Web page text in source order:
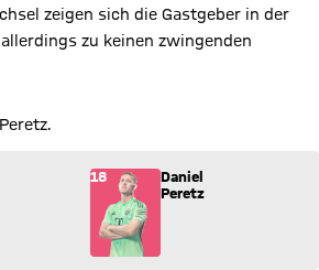
zeigen sich die Gastgeber in der
zu keinen zwingenden
(35) kommt für Daniel Peretz (18) ins
18
Daniel
Peretz